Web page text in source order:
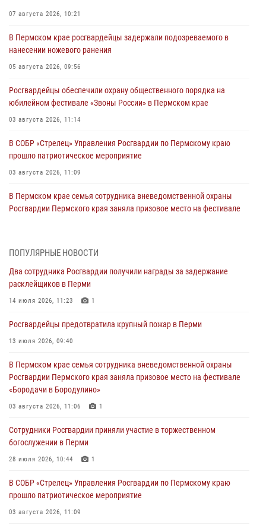
07 августа 2026, 10:21
В Пермском крае росгвардейцы задержали подозреваемого в
нанесении ножевого ранения
05 августа 2026, 09:56
Росгвардейцы обеспечили охрану общественного порядка на
юбилейном фестивале «Звоны России» в Пермском крае
03 августа 2026, 11:14
В СОБР «Стрелец» Управления Росгвардии по Пермскому краю
прошло патриотическое мероприятие
03 августа 2026, 11:09
В Пермском крае семья сотрудника вневедомственной охраны
Росгвардии Пермского края заняла призовое место на фестивале
юных спортсменов
03 августа 2026, 10:59
30 июля 2026, 05:19
богослужении в Перми
28 июля 2026, 10:44
Росгвардейцы оказали силовую поддержку при задержании
28 июля 2026, 06:15
ПОПУЛЯРНЫЕ НОВОСТИ
Два сотрудника Росгвардии получили награды за задержание
расклейщиков в Перми
14 июля 2026, 11:23 1
Росгвардейцы предотвратила крупный пожар в Перми
13 июля 2026, 09:40
В Пермском крае семья сотрудника вневедомственной охраны
Росгвардии Пермского края заняла призовое место на фестивале
«Бородачи в Бородулино»
03 августа 2026, 11:06 1
Сотрудники Росгвардии приняли участие в торжественном
богослужении в Перми
28 июля 2026, 10:44 1
В СОБР «Стрелец» Управления Росгвардии по Пермскому краю
прошло патриотическое мероприятие
03 августа 2026, 11:09